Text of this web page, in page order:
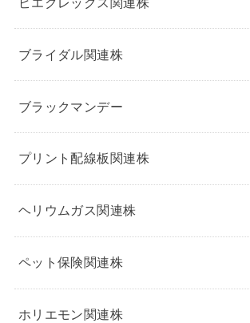
ブライダル関連株
ブラックマンデー
プリント配線板関連株
ヘリウムガス関連株
ペット保険関連株
ホリエモン関連株